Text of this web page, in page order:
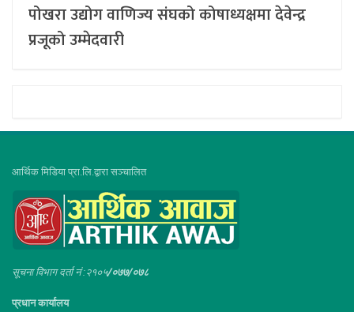
पोखरा उद्योग वाणिज्य संघको कोषाध्यक्षमा देवेन्द्र
प्रजूको उम्मेदवारी
आर्थिक मिडिया प्रा.लि.द्वारा सञ्चालित
सूचना विभाग दर्ता नं :२१०५/०७७/०७८
प्रधान कार्यालय